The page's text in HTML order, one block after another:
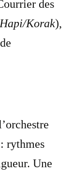
des
Hapi/Korak),
rythmes
Une